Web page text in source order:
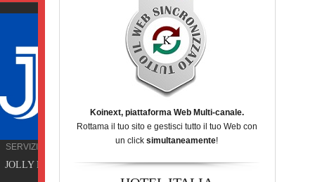
Koinext, piattaforma Web Multi-canale.
Rottama il tuo sito e gestisci tutto il tuo Web con
un click simultaneamente!